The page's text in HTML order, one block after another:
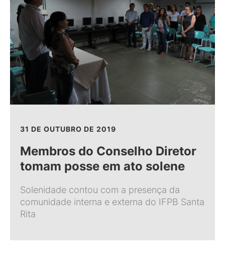
31 DE OUTUBRO DE 2019
Membros do Conselho Diretor
tomam posse em ato solene
Solenidade contou com a presença da
comunidade interna e externa do IFPB Santa
Rita